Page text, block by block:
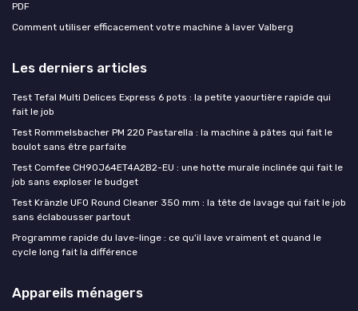
PDF
Comment utiliser efficacement votre machine à laver Valberg
Les derniers articles
Test Tefal Multi Delices Express 6 pots : la petite yaourtière rapide qui
fait le job
Test Rommelsbacher PM 220 Pastarella : la machine à pâtes qui fait le
boulot sans être parfaite
Test Comfee CH90J64ET4A2B2-EU : une hotte murale inclinée qui fait le
job sans exploser le budget
Test Kränzle UFO Round Cleaner 350 mm : la tête de lavage qui fait le job
sans éclabousser partout
Programme rapide du lave-linge : ce qu'il lave vraiment et quand le
cycle long fait la différence
Appareils ménagers